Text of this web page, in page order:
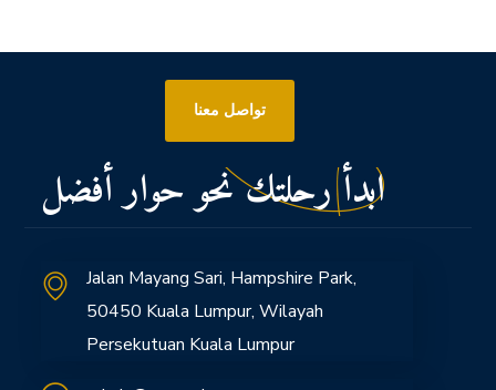
تواصل معنا
ابدأ رحلتك نحو حوار أفضل
Jalan Mayang Sari, Hampshire Park,
50450 Kuala Lumpur, Wilayah
Persekutuan Kuala Lumpur